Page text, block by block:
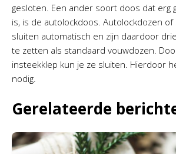
gesloten. Een ander soort doos dat erg
is, is de autolockdoos. Autolockdozen
sluiten automatisch en zijn daardoor
te zetten als standaard vouwdozen.
insteekklep kun je ze sluiten. Hierdoor
nodig.
Gerelateerde